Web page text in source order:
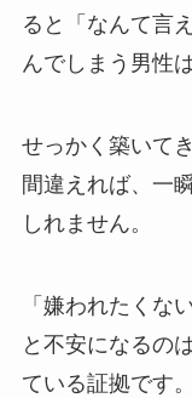
ると「なんて言
んでしまう男性
せっかく築いて
間違えれば、一
しれません。
「嫌われたくな
と不安になるの
ている証拠です。